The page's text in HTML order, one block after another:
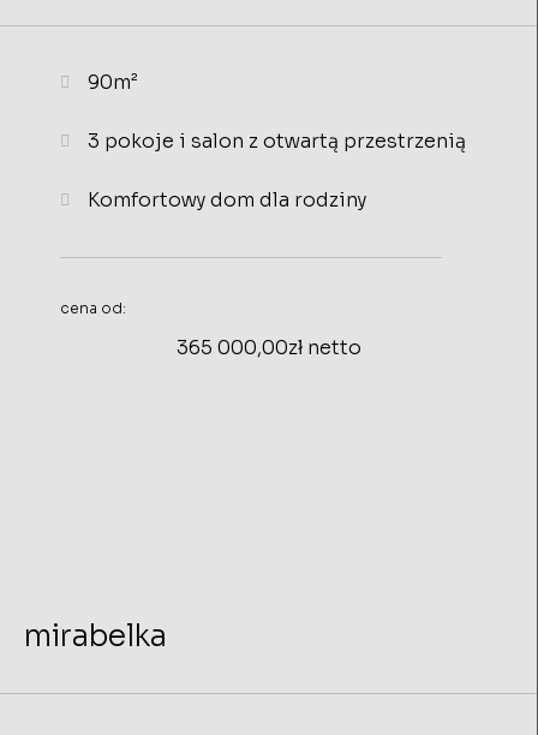
90m²
3 pokoje i salon z otwartą przestrzenią
Komfortowy dom dla rodziny
cena od:
365 000,00zł netto
mirabelka